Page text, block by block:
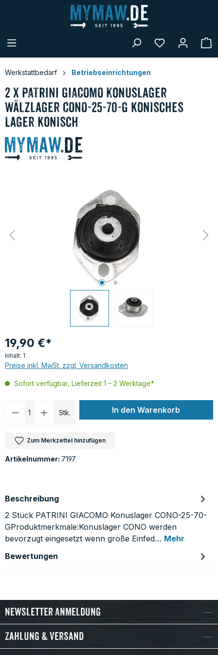
Werkstattbedarf Betriebseinrichtungen
2 x PATRINI GIACOMO Konuslager
Wälzlager CONO-25-70-G konisches
Lager konisch
19,90 €*
Inhalt: 1
Preise inkl. MwSt. zzgl. Versandkosten
Sofort verfügbar, Lieferzeit 1 – 2 Werktage*
Produkt Anzahl: Gib den gewünschten
Stk. In den Warenkorb
Zum Merkzettel hinzufügen
Artikelnummer: 7197
Beschreibung
2 Stück PATRINI GIACOMO Konuslager CONO-25-70-
GProduktmerkmale:Konuslager CONO werden
bevorzugt eingesetzt wenn große Einfed… Mehr
Bewertungen
Newsletter Anmeldung
Zahlung & Versand